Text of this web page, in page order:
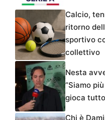
Calcio,
ritorno
sportivo
collettivo
Nesta
“Siamo
gioca
Chi è